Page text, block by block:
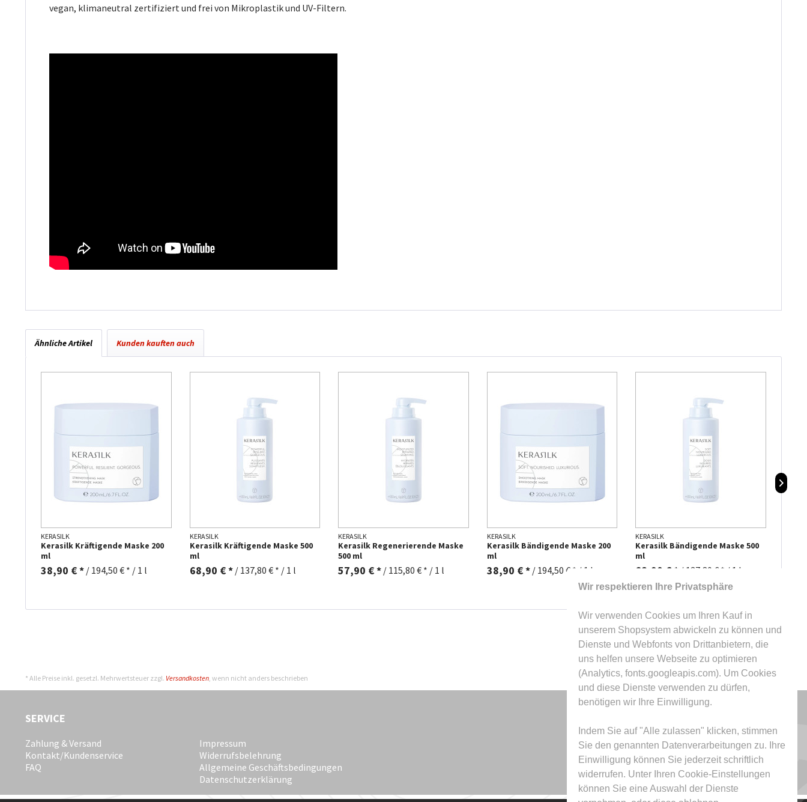
Wir respektieren Ihre Privatsphäre
Wir verwenden Cookies um Ihren Kauf in
unserem Shopsystem abwickeln zu können und
Dienste und Webfonts von Drittanbietern, die
uns helfen unsere Webseite zu optimieren
(Analytics, fonts.googleapis.com). Um Cookies
und diese Dienste verwenden zu dürfen,
benötigen wir Ihre Einwilligung.
Indem Sie auf "Alle zulassen" klicken, stimmen
Sie den genannten Datenverarbeitungen zu. Ihre
Einwilligung können Sie jederzeit schriftlich
widerrufen. Unter Ihren Cookie-Einstellungen
können Sie eine Auswahl der Dienste
vegan, klimaneutral zertifiziert und frei von Mikroplastik und UV-Filtern.
Ähnliche Artikel Kunden kauften auch
KERASILK
Kerasilk Kräftigende Maske 200
ml
38,90 € * / 194,50 € * / 1 l
KERASILK
Kerasilk Kräftigende Maske 500
ml
68,90 € * / 137,80 € * / 1 l
KERASILK
Kerasilk Regenerierende Maske
500 ml
57,90 € * / 115,80 € * / 1 l
KERASILK
Kerasilk Bändigende Maske 200
ml
38,90 € * / 194,50 € * / 1 l
KERASILK
Kerasilk Bändigende Maske 500
ml
68,90 € * / 137,80 € * / 1 l
* Alle Preise inkl. gesetzl. Mehrwertsteuer zzgl. Versandkosten , wenn nicht anders beschrieben
SERVICE
Zahlung & Versand
Kontakt/Kundenservice
FAQ
Impressum
Widerrufsbelehrung
Allgemeine Geschäftsbedingungen
Datenschutzerklärung